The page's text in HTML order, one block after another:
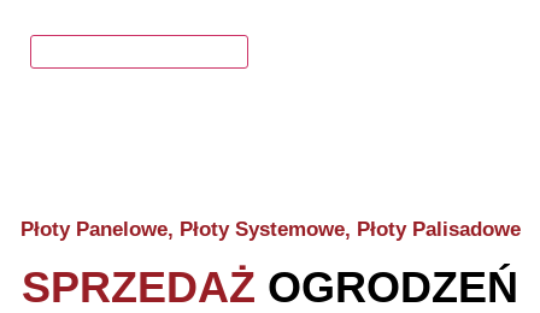
Płoty Panelowe, Płoty Systemowe, Płoty Palisadowe
SPRZEDAŻ OGRODZEŃ